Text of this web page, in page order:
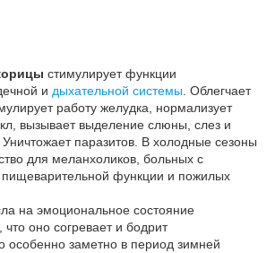
стимулирует функции
и дыхательной системы . Облегчает
работу желудка, нормализует
вызывает выделение слюны, слез и
паразитов. В холодные сезоны
для меланхоликов, больных с
пищеварительной функции и пожилых
на эмоциональное состояние
что оно согревает и бодрит
особенно заметно в период зимней